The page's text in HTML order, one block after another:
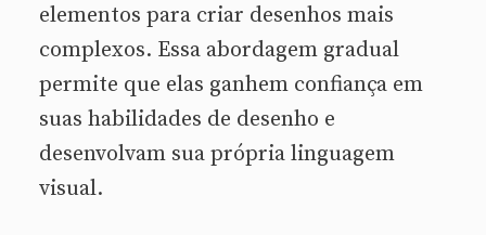
elementos para criar desenhos mais
complexos. Essa abordagem gradual
permite que elas ganhem confiança em
suas habilidades de desenho e
desenvolvam sua própria linguagem
visual.